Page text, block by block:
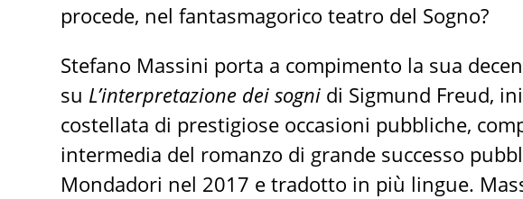
procede, nel fantasmagorico teatro del Sogno?
Stefano Massini porta a compimento la sua
su L’interpretazione dei sogni di Sigmund Freud,
costellata di prestigiose occasioni pubbliche,
intermedia del romanzo di grande successo
Mondadori nel 2017 e tradotto in più lingue.